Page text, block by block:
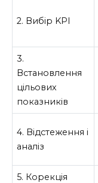
2. Вибір KPI
3.
Встановлення
цільових
показників
4. Відстеження і
аналіз
5. Корекція